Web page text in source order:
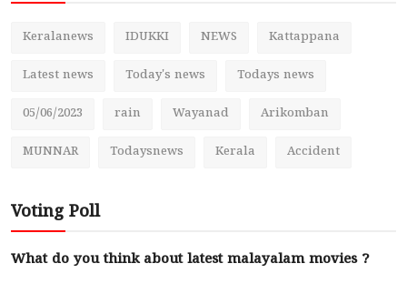
Keralanews IDUKKI NEWS Kattappana
Latest news Today's news Todays news
05/06/2023 rain Wayanad Arikomban
MUNNAR Todaysnews Kerala Accident
Voting Poll
What do you think about latest malayalam movies ?